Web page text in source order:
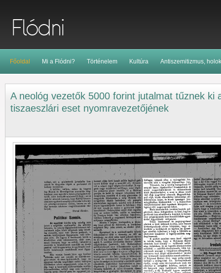
Főoldal Mi a Flódni? Történelem Kultúra Antiszemitizmus,
A neológ vezetők 5000 forint jutalmat tűznek ki
tiszaeszlári eset nyomravezetőjének